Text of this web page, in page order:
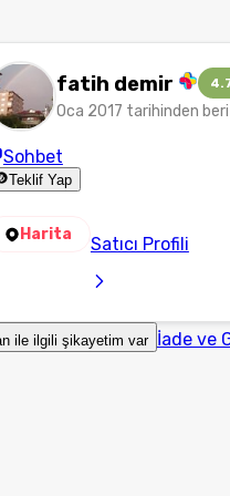
fatih demir
Oca 2017 tarihinden
Sohbet
Teklif Yap
Harita Satıcı Profili
ile ilgili şikayetim var İade ve